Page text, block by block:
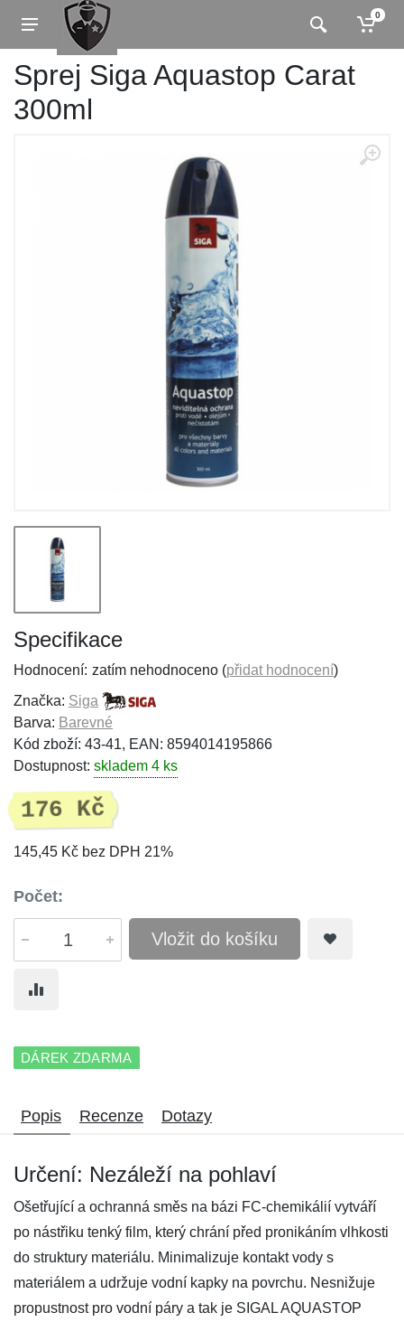
0
Sprej Siga Aquastop Carat
300ml
Specifikace
Hodnocení: zatím nehodnoceno (přidat hodnocení)
Značka: Siga
Barva: Barevné
Kód zboží: 43-41, EAN: 8594014195866
Dostupnost: skladem 4 ks
176 Kč
145,45 Kč bez DPH 21%
Počet:
Vložit do košíku
DÁREK ZDARMA
Popis Recenze Dotazy
Určení: Nezáleží na pohlaví
Ošetřující a ochranná směs na bázi FC-chemikálií vytváří
po nástřiku tenký film, který chrání před pronikáním vlhkosti
do struktury materiálu. Minimalizuje kontakt vody s
materiálem a udržuje vodní kapky na povrchu. Nesnižuje
propustnost pro vodní páry a tak je SIGAL AQUASTOP